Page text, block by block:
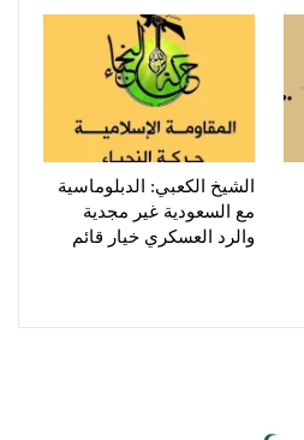
الشيخ الكعبي: الدبلوماسية
مع السعودية غير مجدية
والرد العسكري خيار قائم